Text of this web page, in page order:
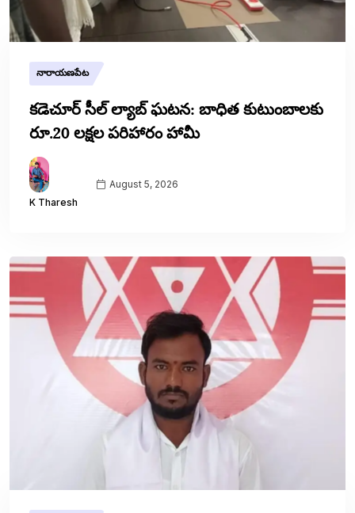
నారాయణపేట
కడెచూర్ సీల్ ల్యాబ్ ఘటన: బాధిత కుటుంబాలకు
రూ.20 లక్షల పరిహారం హామీ
K Tharesh
August 5, 2026